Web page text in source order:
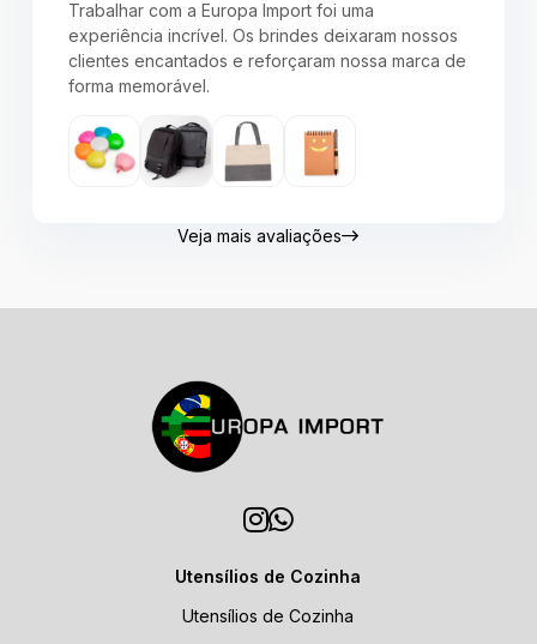
Trabalhar com a Europa Import foi uma
experiência incrível. Os brindes deixaram nossos
clientes encantados e reforçaram nossa marca de
forma memorável.
Veja mais avaliações
Utensílios de Cozinha
Utensílios de Cozinha